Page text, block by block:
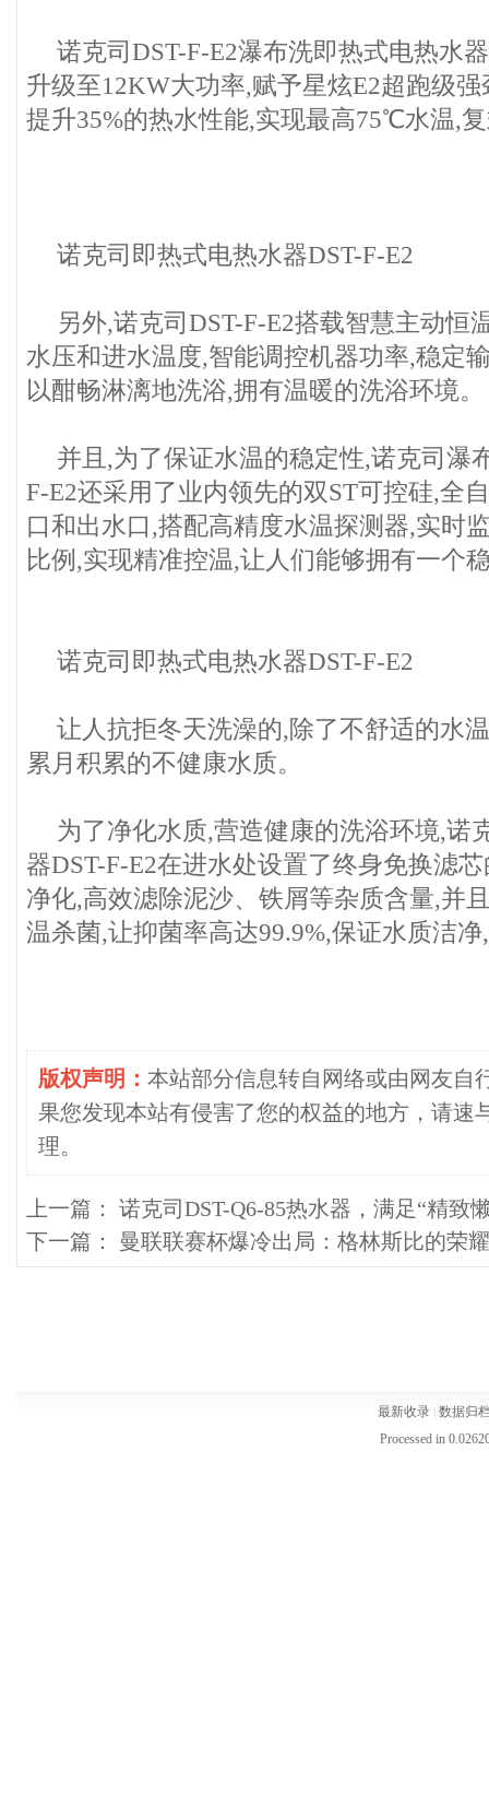
诺克司DST-F-E2瀑布洗即热式电热水
升级至12KW大功率,赋予星炫E2超跑级
提升35%的热水性能,实现最高75℃水温,
诺克司即热式电热水器DST-F-E2
另外,诺克司DST-F-E2搭载智慧主动恒
水压和进水温度,智能调控机器功率,稳定
以酣畅淋漓地洗浴,拥有温暖的洗浴环境。
并且,为了保证水温的稳定性,诺克司瀑
F-E2还采用了业内领先的双ST可控硅,全
口和出水口,搭配高精度水温探测器,实时
比例,实现精准控温,让人们能够拥有一个
诺克司即热式电热水器DST-F-E2
让人抗拒冬天洗澡的,除了不舒适的水
累月积累的不健康水质。
为了净化水质,营造健康的洗浴环境,诺
器DST-F-E2在进水处设置了终身免换滤
净化,高效滤除泥沙、铁屑等杂质含量,并
温杀菌,让抑菌率高达99.9%,保证水质洁
版权声明： 本站部分信息转自网络或由网友自
果您发现本站有侵害了您的权益的地方，请速
理。
上一篇： 诺克司DST-Q6-85热水器，满足“精致
下一篇： 曼联联赛杯爆冷出局：格林斯比的荣
最新收录 数据归
Processed in